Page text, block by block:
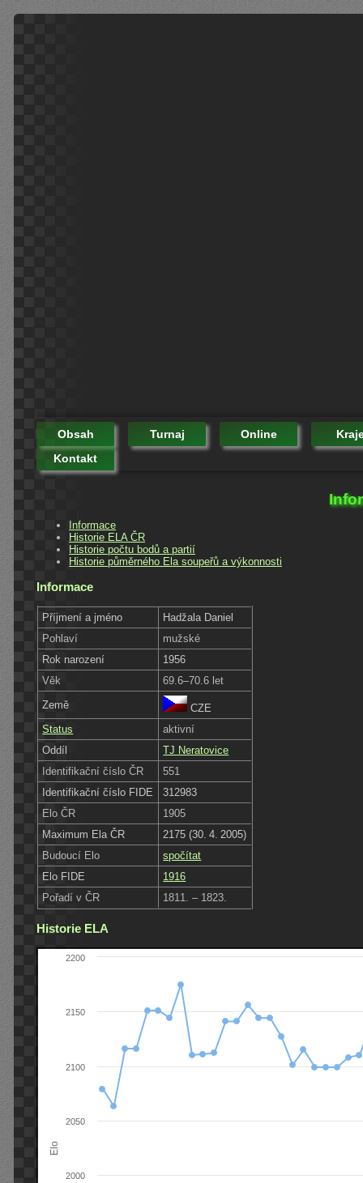
Obsah Turnaj Online
Kontakt
Informace
Historie ELA ČR
Historie počtu bodů a partií
Historie půměrného Ela soupeřů a výkonnosti
Informace
Příjmení a jméno
Hadžala Daniel
Pohlaví
mužské
Rok narození
1956
Věk
69.6–70.6 let
Země
CZE
Status
aktivní
Oddíl
TJ Neratovice
Identifikační číslo ČR
551
Identifikační číslo FIDE
312983
Elo ČR
1905
Maximum Ela ČR
2175 (30. 4. 2005)
Budoucí Elo
spočítat
Elo FIDE
1916
Pořadí v ČR
1811. – 1823.
Historie ELA
Elo
2000
2050
2100
2150
2200